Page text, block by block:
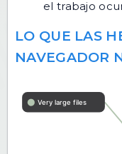
el trabajo
LO QUE LAS
NAVEGADOR